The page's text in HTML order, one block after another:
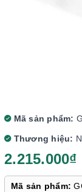
Mã sản phẩm:
Thương hiệu:
2.215.000₫
Mã sản phẩm: